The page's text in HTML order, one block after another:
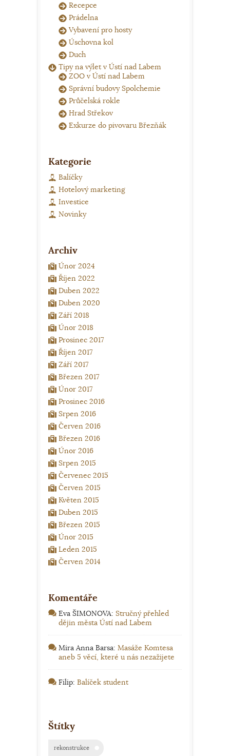
Recepce
Prádelna
Vybavení pro hosty
Úschovna kol
Duch
Tipy na výlet v Ústí nad Labem
ZOO v Ústí nad Labem
Správní budovy Spolchemie
Průčelská rokle
Hrad Střekov
Exkurze do pivovaru Březňák
Kategorie
Balíčky
Hotelový marketing
Investice
Novinky
Archiv
Únor 2024
Říjen 2022
Duben 2022
Duben 2020
Září 2018
Únor 2018
Prosinec 2017
Říjen 2017
Září 2017
Březen 2017
Únor 2017
Prosinec 2016
Srpen 2016
Červen 2016
Březen 2016
Únor 2016
Srpen 2015
Červenec 2015
Červen 2015
Květen 2015
Duben 2015
Březen 2015
Únor 2015
Leden 2015
Červen 2014
Komentáře
Eva ŠIMONOVA: Stručný přehled
dějin města Ústí nad Labem
Mira Anna Barsa: Masáže Komtesa
aneb 5 věcí, které u nás nezažijete
Filip: Balíček student
Štítky
rekonstrukce